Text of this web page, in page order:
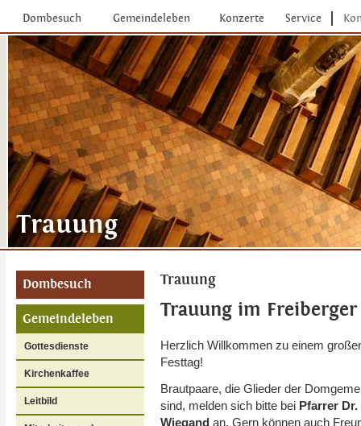
Dombesuch Gemeindeleben Konzerte Service
Dombesuch
Gemeindeleben
Gottesdienste
Kirchenkaffee
Leitbild
Trauung
Trauung im
Herzlich Willkommen zu einem
Festtag!
Brautpaare, die Glieder der
sind, melden sich bitte bei Pfarrer
Wiegand an. Gern können auch